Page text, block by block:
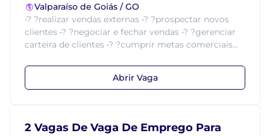
Valparaíso de Goiás / GO
•? ?realizar vendas externas •? ?prospectar novos
clientes •? ?negociar e fechar vendas •? ?gerenciar
carteira de clientes •? ?cumprir metas comerciais...
Abrir Vaga
2 Vagas De Vaga De Emprego Para